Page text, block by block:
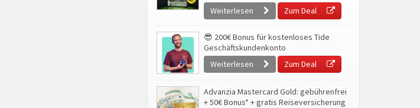
Weiterlesen
Zum Deal
😎 200€ Bonus für kostenloses Tide
Geschäftskundenkonto
Weiterlesen
Zum Deal
Advanzia Mastercard Gold: gebührenfrei
+ 50€ Bonus* + gratis Reiseversicherung